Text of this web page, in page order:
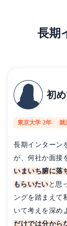
長期
初
東京大学 2年 就
長期インターン
が、何社か面接
いまいち腑に落
もらいたい と思
ングを踏まえて
いて考えを深め
だけでは分から